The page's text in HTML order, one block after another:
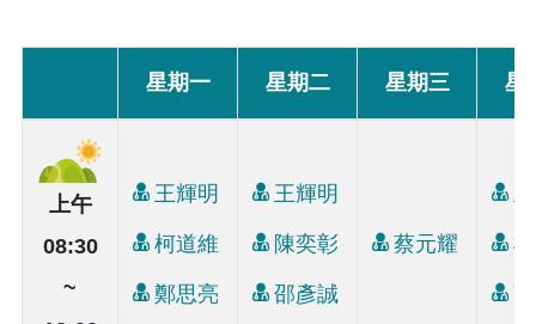
星期一 星期二 星期三 星
上午
08:30
~
王輝明
柯道維
鄭思亮
王輝明
陳奕彰
邵彥誠
蔡元耀